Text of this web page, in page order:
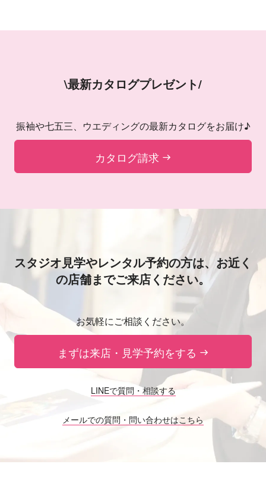
\最新カタログプレゼント/
振袖や七五三、ウエディングの最新カタログをお届け♪
カタログ請求
スタジオ見学やレンタル予約の方は、 お近く
の店舗までご来店ください。
お気軽にご相談ください。
まずは来店・見学予約をする
LINEで質問・相談する
メールでの質問・問い合わせはこちら